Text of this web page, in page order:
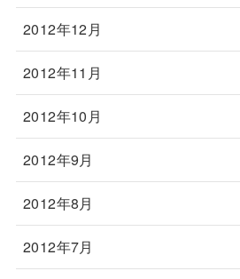
2012年12月
2012年11月
2012年10月
2012年9月
2012年8月
2012年7月